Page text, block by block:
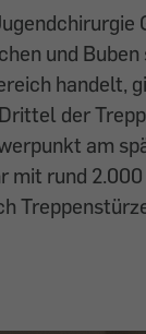
und
handelt,
der
am
mit rund 2.000